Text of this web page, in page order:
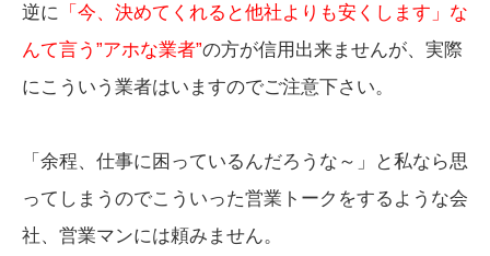
逆に 「今、決めてくれると他社よりも安くします」な
んて言う”アホな業者”の方が信用出来ませんが、実際
にこういう業者はいますのでご注意下さい。
「余程、仕事に困っているんだろうな～」と私なら思
ってしまうのでこういった営業トークをするような会
社、営業マンには頼みません。